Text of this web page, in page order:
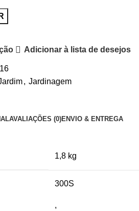
Adicionar à lista de desejos
, Jardinagem
AVALIAÇÕES (0)ENVIO & ENTREGA
1,8 kg
300S
,